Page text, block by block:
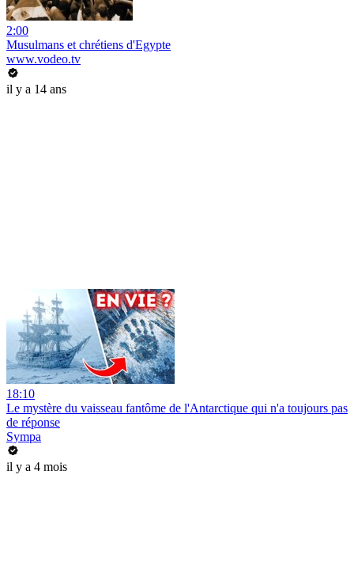
2:00
Musulmans et chrétiens d'Egypte
www.vodeo.tv
il y a 14 ans
18:10
Le mystère du vaisseau fantôme de l'Antarctique qui n'a toujours pas
de réponse
Sympa
il y a 4 mois